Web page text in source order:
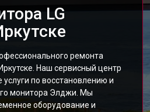
LG
ремонта
Наш сервисный центр
по восстановлению и
монитора Элджи. Мы
оборудование и